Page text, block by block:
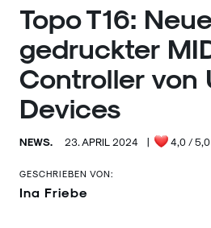
Topo T16:
gedruckter
Controller von
Devices
NEWS. 23. APRIL 2024 | 4,0 / 5,0
GESCHRIEBEN VON:
Ina Friebe